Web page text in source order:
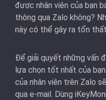
được nhân viên của bạn
thông qua Zalo không?
này có thể gây ra tổn
Để giải quyết những vấn
lựa chọn tốt nhất của
của nhân viên trên Zalo
qua e-mail. Dùng